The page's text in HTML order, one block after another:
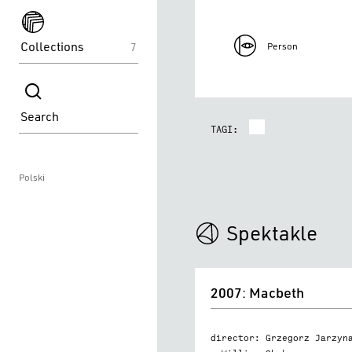
Collections 7
Search
Polski
Person
TAGI:
Spektakle
Macbeth
2007: Macbeth
director: Grzegorz